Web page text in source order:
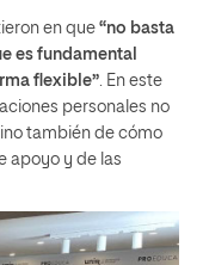
en que “no basta
es fundamental
flexible” . En este
personales no
también de cómo
apoyo y de las